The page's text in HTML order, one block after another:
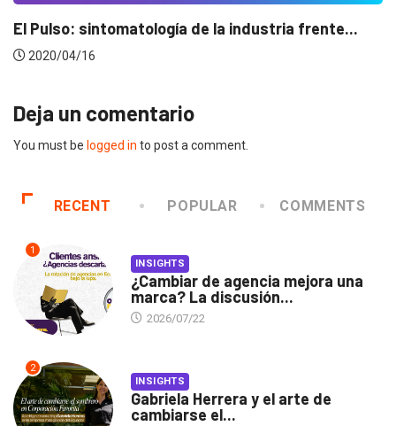
Conectados en época de pausa
2020/04/14
Deja un comentario
You must be logged in to post a comment.
RECENT POPULAR COMMENTS
1
INSIGHTS
¿Cambiar de agencia mejora una
marca? La discusión...
2026/07/22
2
INSIGHTS
Gabriela Herrera y el arte de
cambiarse el...